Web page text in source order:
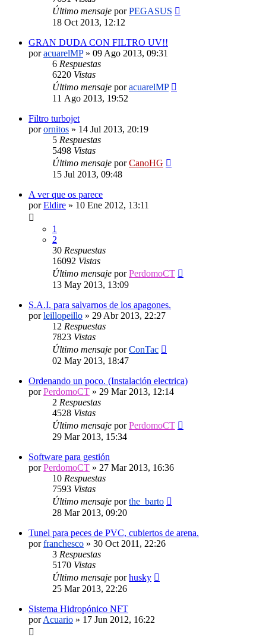
Último mensaje porPEGASUS
18 Oct 2013, 12:12
GRAN DUDA CON FILTRO UV!!
poracuarelMP» 09 Ago 2013, 09:31
6 Respuestas
6220 Vistas
Último mensaje poracuarelMP
11 Ago 2013, 19:52
Filtro turbojet
porornitos » 14 Jul 2013, 20:19
5 Respuestas
5498 Vistas
Último mensaje porCanoHG
15 Jul 2013, 09:48
A ver que os parece
porEldire » 10 Ene 2012, 13:11
1
2
30 Respuestas
16092 Vistas
Último mensaje porPerdomoCT
13 May 2013, 13:09
S.A.I. para salvarnos de los apagones.
porleillopeillo » 29 Abr 2013, 22:27
12 Respuestas
7823 Vistas
Último mensaje porConTac
02 May 2013, 18:47
Ordenando un poco. (Instalación electrica)
porPerdomoCT » 29 Mar 2013, 12:14
2 Respuestas
4528 Vistas
Último mensaje porPerdomoCT
29 Mar 2013, 15:34
Software para gestión
porPerdomoCT » 27 Mar 2013, 16:36
10 Respuestas
7593 Vistas
Último mensaje porthe_barto
28 Mar 2013, 09:20
Tunel para peces de PVC, cubiertos de arena.
porfranchesco » 30 Oct 2011, 22:26
3 Respuestas
5170 Vistas
Último mensaje porhusky
25 Mar 2013, 22:26
Sistema Hidropónico NFT
porAcuario » 17 Jun 2012, 16:22